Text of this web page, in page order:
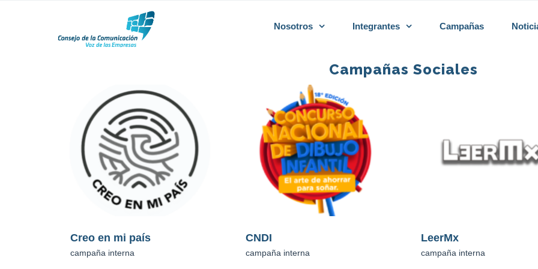
Nosotros Integrantes Campañas
Campañas Sociales
CNDI
campaña interna
LeerMx
campaña interna
Premio Nacional de
Calidad